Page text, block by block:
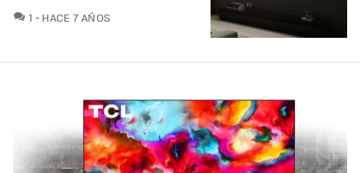
1 COMENTARIOS
HACE 7 AÑOS